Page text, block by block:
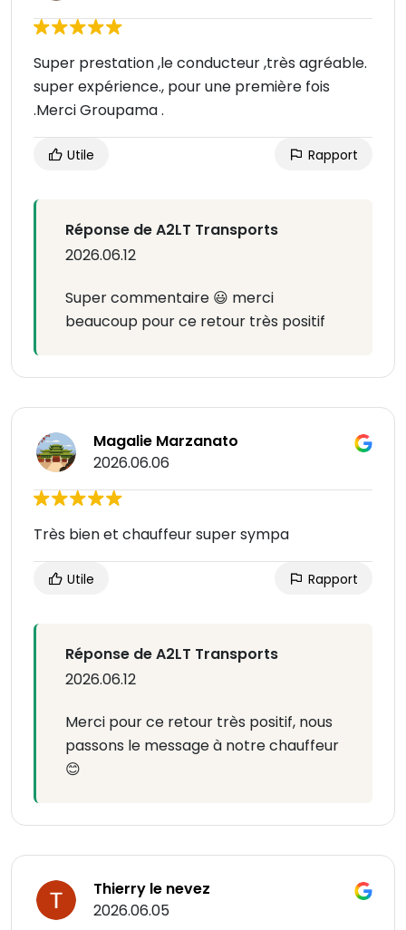
Super prestation ,le conducteur ,très agréable.
super expérience., pour une première fois
.Merci Groupama .
Utile Rapport
Réponse de A2LT Transports
2026.06.12
Super commentaire 😃 merci
beaucoup pour ce retour très positif
Magalie Marzanato
2026.06.06
Très bien et chauffeur super sympa
Utile Rapport
Réponse de A2LT Transports
2026.06.12
Merci pour ce retour très positif, nous
passons le message à notre chauffeur
😊
Thierry le nevez
2026.06.05